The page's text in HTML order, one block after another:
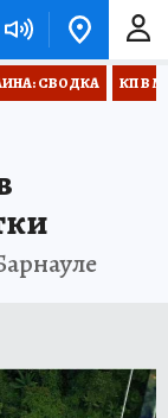
СВОДКА КП В